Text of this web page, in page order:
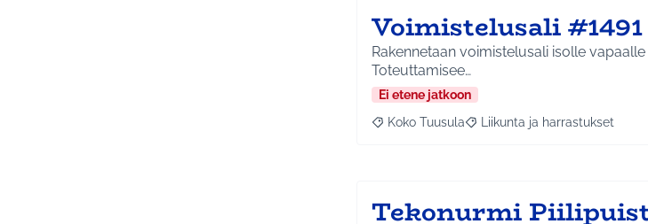
Voimistelusali #1491
Rakennetaan voimistelusali isolle
Toteuttamisee…
Ei etene jatkoon
Rajaa tulokset aihepiirin mukaan: Koko Tuusula
Koko Tuusula Rajaa tulokset teeman
Liikunta ja harrastukset
Tekonurmi